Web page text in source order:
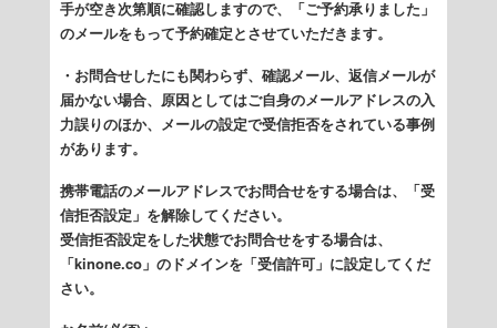
手が空き次第順に確認しますので、「ご予約承りました」
のメールをもって予約確定とさせていただきます。
・お問合せしたにも関わらず、確認メール、返信メールが
届かない場合、原因としてはご自身のメールアドレスの入
力誤りのほか、メールの設定で受信拒否をされている事例
があります。
携帯電話のメールアドレスでお問合せをする場合は、「受
信拒否設定」を解除してください。
受信拒否設定をした状態でお問合せをする場合は、
「kinone.co」のドメインを「受信許可」に設定してくだ
さい。